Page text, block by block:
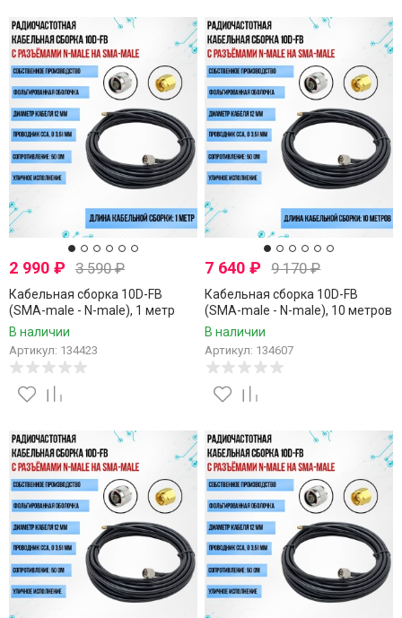
2 990 ₽ 3 590₽
Кабельная сборка 10D-FB
(SMA-male - N-male), 1 метр
В наличии
Артикул: 134423
7 640₽ 9 170₽
Кабельная сборка 10D-FB
(SMA-male - N-male), 10 метров
В наличии
Артикул: 134607